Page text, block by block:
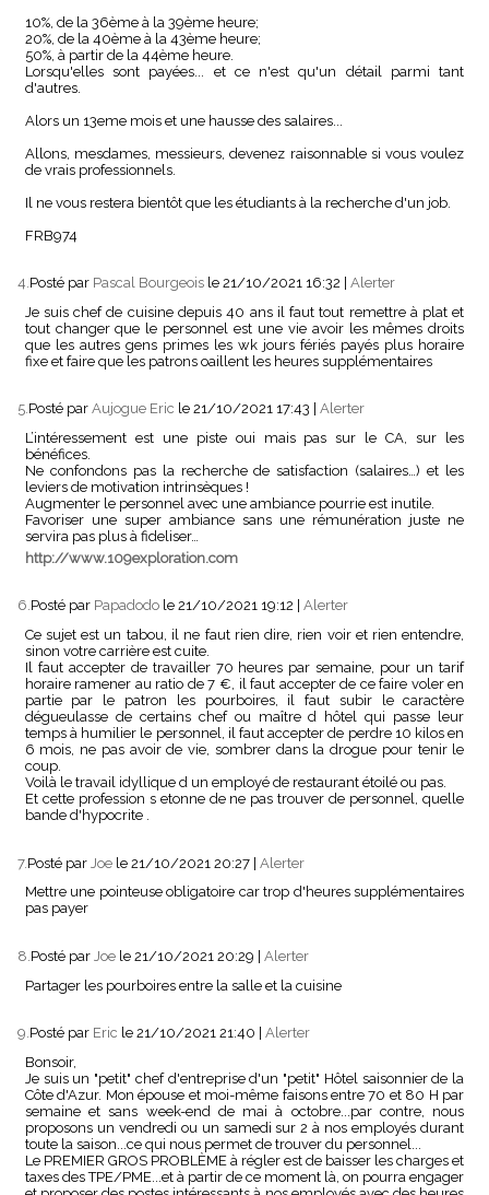
10%, de la 36ème à la 39ème heure;
20%, de la 40ème à la 43ème heure;
50%, à partir de la 44ème heure.
Lorsqu'elles sont payées... et ce n'est qu'un détail parmi tant
d'autres.
Alors un 13eme mois et une hausse des salaires...
Allons, mesdames, messieurs, devenez raisonnable si vous voulez
de vrais professionnels.
Il ne vous restera bientôt que les étudiants à la recherche d'un job.
FRB974
4. Posté par Pascal Bourgeois le 21/10/2021 16:32
Alerter
Je suis chef de cuisine depuis 40 ans il faut tout remettre à plat et
tout changer que le personnel est une vie avoir les mêmes droits
que les autres gens primes les wk jours fériés payés plus horaire
fixe et faire que les patrons oaillent les heures supplémentaires
5.Posté par Aujogue Eric le 21/10/2021 17:43
Alerter
L’intéressement est une piste oui mais pas sur le CA, sur les
bénéfices.
Ne confondons pas la recherche de satisfaction (salaires…) et les
leviers de motivation intrinsèques !
Augmenter le personnel avec une ambiance pourrie est inutile.
Favoriser une super ambiance sans une rémunération juste ne
servira pas plus à fideliser…
http://www.109exploration.com
6.Posté par Papadodo le 21/10/2021 19:12
Alerter
Ce sujet est un tabou, il ne faut rien dire, rien voir et rien entendre,
sinon votre carrière est cuite.
Il faut accepter de travailler 70 heures par semaine, pour un tarif
horaire ramener au ratio de 7 €, il faut accepter de ce faire voler en
partie par le patron les pourboires, il faut subir le caractère
dégueulasse de certains chef ou maître d hôtel qui passe leur
temps à humilier le personnel, il faut accepter de perdre 10 kilos en
6 mois, ne pas avoir de vie, sombrer dans la drogue pour tenir le
coup.
Voilà le travail idyllique d un employé de restaurant étoilé ou pas.
Et cette profession s etonne de ne pas trouver de personnel, quelle
bande d'hypocrite .
7. Posté par Joe le 21/10/2021 20:27 | Alerter
Mettre une pointeuse obligatoire car trop d'heures supplémentaires
pas payer
8. Posté par Joe le 21/10/2021 20:29
Alerter
Partager les pourboires entre la salle et la cuisine
9. Posté par Eric le 21/10/2021 21:40
Alerter
Bonsoir,
Je suis un "petit" chef d'entreprise d'un "petit" Hôtel saisonnier de la
Côte d'Azur. Mon épouse et moi-même faisons entre 70 et 80 H par
semaine et sans week-end de mai à octobre...par contre, nous
proposons un vendredi ou un samedi sur 2 à nos employés durant
toute la saison...ce qui nous permet de trouver du personnel...
Le PREMIER GROS PROBLÈME à régler est de baisser les charges et
taxes des TPE/PME...et à partir de ce moment là, on pourra engager